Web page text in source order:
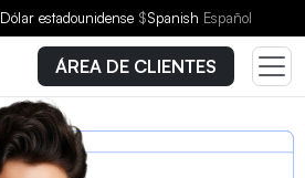
Dólar estadounidense $Spanish Español
ÁREA DE CLIENTES